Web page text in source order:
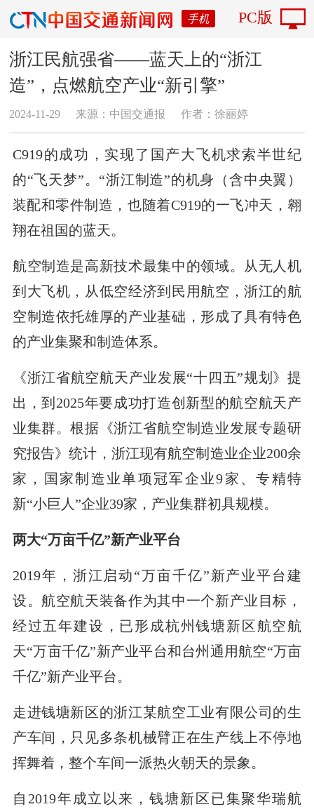
手机 PC版
浙江民航强省——蓝天上的“浙江
造”，点燃航空产业“新引擎”
2024-11-29 来源：中国交通报 作者：徐丽婷
C919的成功，实现了国产大飞机求索半世纪
的“飞天梦”。“浙江制造”的机身（含中央翼）
装配和零件制造，也随着C919的一飞冲天，翱
翔在祖国的蓝天。
航空制造是高新技术最集中的领域。从无人机
到大飞机，从低空经济到民用航空，浙江的航
空制造依托雄厚的产业基础，形成了具有特色
的产业集聚和制造体系。
《浙江省航空航天产业发展“十四五”规划》提
出，到2025年要成功打造创新型的航空航天产
业集群。根据《浙江省航空制造业发展专题研
究报告》统计，浙江现有航空制造业企业200余
家，国家制造业单项冠军企业9家、专精特
新“小巨人”企业39家，产业集群初具规模。
两大“万亩千亿”新产业平台
2019年，浙江启动“万亩千亿”新产业平台建
设。航空航天装备作为其中一个新产业目标，
经过五年建设，已形成杭州钱塘新区航空航
天“万亩千亿”新产业平台和台州通用航空“万亩
千亿”新产业平台。
走进钱塘新区的浙江某航空工业有限公司的生
产车间，只见多条机械臂正在生产线上不停地
挥舞着，整个车间一派热火朝天的景象。
自2019年成立以来，钱塘新区已集聚华瑞航